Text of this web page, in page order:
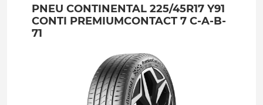
PNEU CONTINENTAL 225/45R17 Y91
CONTI PREMIUMCONTACT 7 C-A-B-
71